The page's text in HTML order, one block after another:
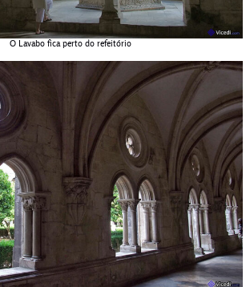
O Lavabo fica perto do refeitório